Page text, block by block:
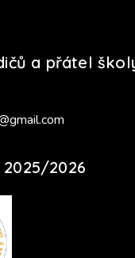
a
2026